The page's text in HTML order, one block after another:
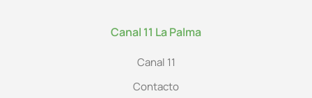
Canal 11 La Palma
Canal 11
Contacto